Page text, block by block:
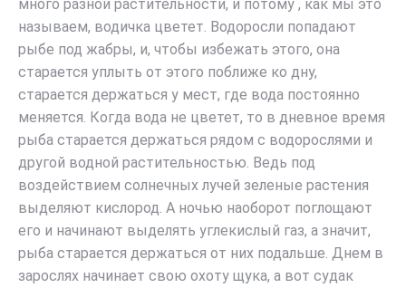
много разной растительности, и потому , как мы это
называем, водичка цветет. Водоросли попадают
рыбе под жабры, и, чтобы избежать этого, она
старается уплыть от этого поближе ко дну,
старается держаться у мест, где вода постоянно
меняется. Когда вода не цветет, то в дневное время
рыба старается держаться рядом с водорослями и
другой водной растительностью. Ведь под
воздействием солнечных лучей зеленые растения
выделяют кислород. А ночью наоборот поглощают
его и начинают выделять углекислый газ, а значит,
рыба старается держаться от них подальше. Днем в
зарослях начинает свою охоту щука, а вот судак